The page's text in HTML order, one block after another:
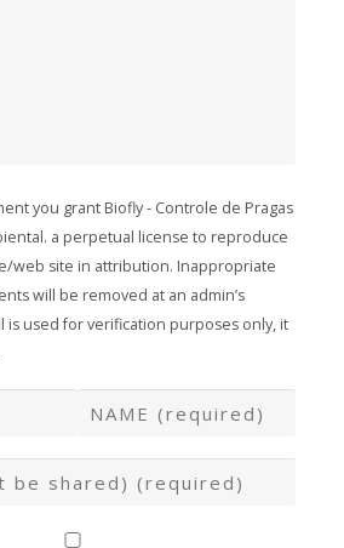
you grant Biofly - Controle de Pragas
a perpetual license to reproduce
web site in attribution. Inappropriate
will be removed at an admin’s
is used for verification purposes only, it